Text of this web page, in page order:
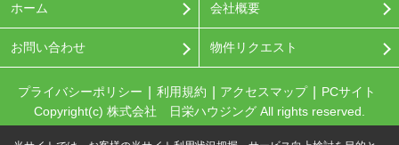
ホーム 会社概要
お問い合わせ 物件リクエスト
プライバシーポリシー 利用規約 アクセスマップ
PCサイト
Copyright(c) 株式会社 日栄ハウジング All rights reserved.